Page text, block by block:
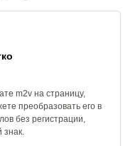
m2v на страницу,
преобразовать его в
без регистрации,
знак.